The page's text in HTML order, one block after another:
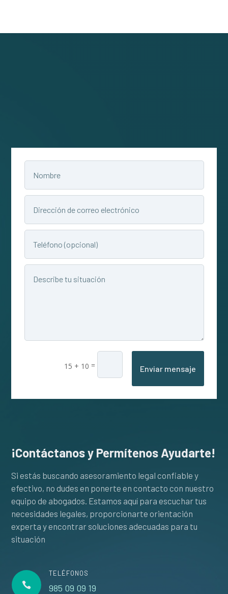
15 + 10 = Enviar mensaje
¡Contáctanos y Permítenos Ayudarte!
Si estás buscando asesoramiento legal confiable y
efectivo, no dudes en ponerte en contacto con nuestro
equipo de abogados. Estamos aquí para escuchar tus
necesidades legales, proporcionarte orientación
experta y encontrar soluciones adecuadas para tu
situación

TELÉFONOS
985 09 09 19